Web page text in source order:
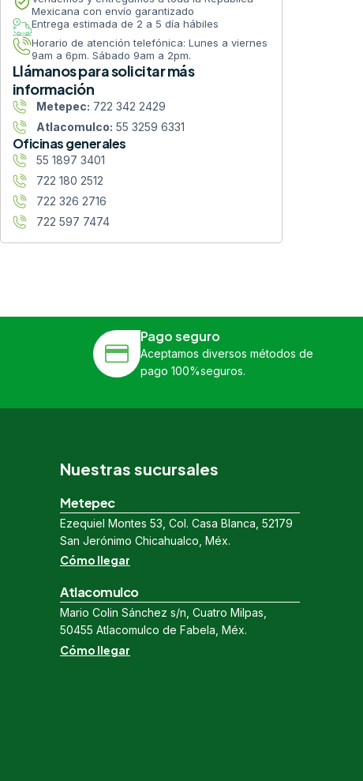
Mexicana con envío garantizado
Entrega estimada de 2 a 5 día hábiles
Horario de atención telefónica: Lunes a viernes
9am a 6pm. Sábado 9am a 2pm.
Llámanos para solicitar más
información
Metepec: 722 342 2429
Atlacomulco: 55 3259 6331
Oficinas generales
55 1897 3401
722 180 2512
722 326 2716
722 597 7474
Pago seguro
Aceptamos diversos métodos de
pago 100%seguros.
Nuestras sucursales
Metepec
Ezequiel Montes 53, Col. Casa Blanca, 52179
San Jerónimo Chicahualco, Méx.
Cómo llegar
Atlacomulco
Mario Colin Sánchez s/n, Cuatro Milpas,
50455 Atlacomulco de Fabela, Méx.
Cómo llegar